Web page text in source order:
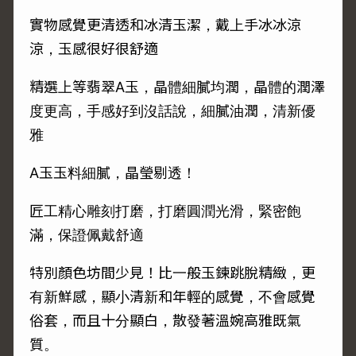
實物感覺更清透和冰清玉潔，戴上手冰冰涼
涼，玉感很好很舒適
精選上等翡翠A玉，晶體細膩均潤，晶體的潤澤
度更高，手感好到沒話說，細膩油潤，清新優
雅
A玉玉料細膩，晶瑩剔透！
匠工精心雕刻打磨，打磨圓潤光滑，緊密飽
滿，保證佩戴舒適
特別顏色坊間少見！比一般玉鍊跳脫精緻，更
有新鮮感，顯小清新和年輕的感覺，不會感覺
俗套，而且十分顯白，散發著溫婉高雅既氣
質。